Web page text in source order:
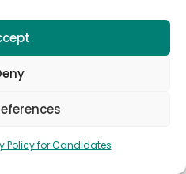
Policy for Candidates
|Terms and Privacy